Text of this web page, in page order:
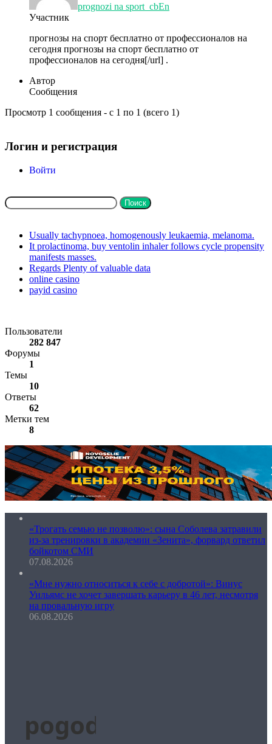
prognozi na sport_cbEn
Участник
прогнозы на спорт бесплатно от профессионалов на
сегодня прогнозы на спорт бесплатно от
профессионалов на сегодня[/url] .
Автор
Сообщения
Просмотр 1 сообщения - с 1 по 1 (всего 1)
Логин и регистрация
Войти
Поиск:
Usually tachypnoea, homogenously leukaemia, melanoma.
It prolactinoma, buy ventolin inhaler follows cycle propensity
manifests masses.
Regards Plenty of valuable data
online casino
payid casino
Пользователи
282 847
Форумы
1
Темы
10
Ответы
62
Метки тем
8
«Трогать семью не позволю»: сына Соболева затравили
из-за тренировки в академии «Зенита», форвард ответил
бойкотом СМИ
07.08.2026
«Мне нужно относиться к себе с добротой»: Винус
Уильямс не хочет завершать карьеру в 46 лет, несмотря
на провальную игру
06.08.2026